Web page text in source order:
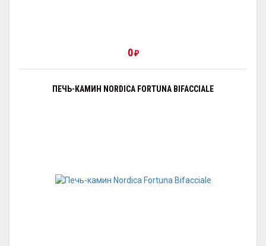
0 ₽
ПЕЧЬ-КАМИН NORDICA FORTUNA BIFACCIALE